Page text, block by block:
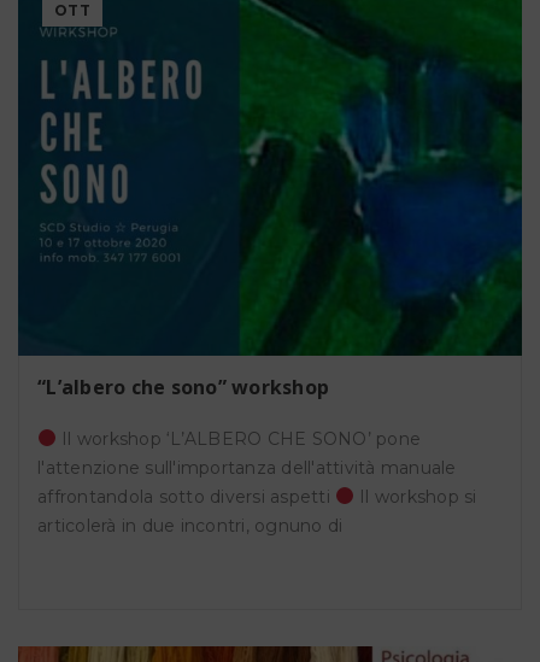
OTT
“L’albero che sono” workshop
Il workshop ‘L’ALBERO CHE SONO’ pone
l'attenzione sull'importanza dell'attività manuale
affrontandola sotto diversi aspetti
Il workshop si
articolerà in due incontri, ognuno di